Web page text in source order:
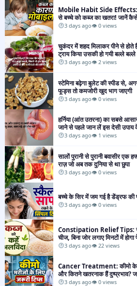
Mobile Habit Side Effects:
से बच्चे को कब्ज का खतरा! जानें
3 days ago👁 0 views
चुकंदर में शहद मिलाकर पीने से होते
ट्राय किया उसकी हो गयी बल्ले
3 days ago👁 2 views
स्टेमिना बढ़ेगा बुलेट की स्पीड से,
फूड्स तो कमजोरी खुद भाग जाएगी
3 days ago👁 0 views
हर्निया (आंत उतरना) का सबसे
जाने से पहले जान लें इस देसी उपाय
3 days ago👁 1 views
सालों पुरानी से पुरानी बवासीर एक
राज़ जो अब तक दुनिया से था छुपा
3 days ago👁 0 views
बच्चे के सिर में जम गई है डेंड्रफ की
3 days ago👁 0 views
Constipation Relief Tips:
चीज, बिना जोर लगाए मिनटों में
3 days ago👁 22 views
Cancer Treatment: कीमो के के
और कितने खतरनाक हैं दुष्प्रभाव?
3 days ago👁 0 views